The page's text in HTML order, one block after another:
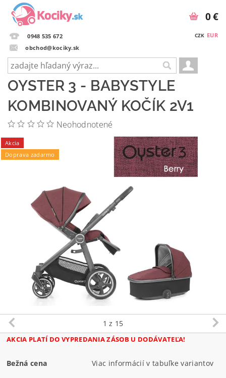
0948 535 672
obchod@kociky.sk
CZK EUR
0 €
OYSTER 3 - BABYSTYLE
KOMBINOVANÝ KOČÍK 2V1
Neohodnotené
Akcia
Doprava zadarmo
1 z 15
AKCIA PLATÍ DO VYPREDANIA ZÁSOB U DODÁVATEĽA!
Bežná cena Viac informácií v tabuľke variantov